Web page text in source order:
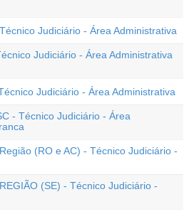
Judiciário - Área Administrativa
Judiciário - Área Administrativa
Judiciário - Área Administrativa
- Técnico Judiciário - Área
(RO e AC) - Técnico Judiciário -
(SE) - Técnico Judiciário -